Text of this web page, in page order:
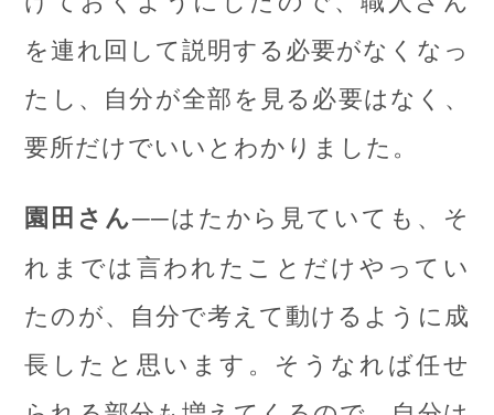
を連れ回して説明する必要がなくなっ
たし、自分が全部を見る必要はなく、
要所だけでいいとわかりました。
園田さん──はたから見ていても、そ
れまでは言われたことだけやってい
たのが、自分で考えて動けるように成
長したと思います。そうなれば任せ